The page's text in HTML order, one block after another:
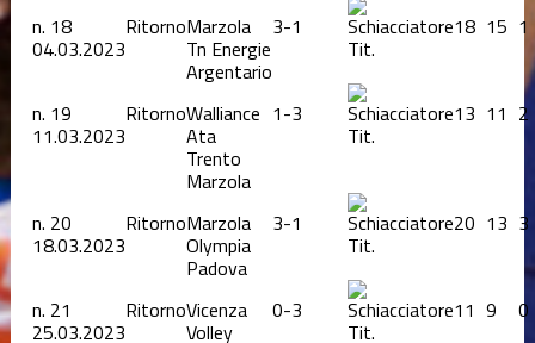
n. 18
04.03.2023
RitornoMarzola
Tn Energie
Argentario
3-1
Tit.
18 15 1
n. 19
11.03.2023
RitornoWalliance
Ata
Trento
Marzola
1-3
Tit.
13 11 2
n. 20
18.03.2023
RitornoMarzola
Olympia
Padova
3-1
Tit.
20 13 3
n. 21
25.03.2023
RitornoVicenza
Volley
0-3
Tit.
11 9 0